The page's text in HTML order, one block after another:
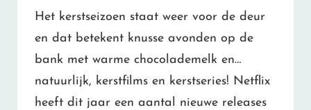
BEZOEK
JE
ZE)
Het kerstseizoen staat weer voor de deur
en dat betekent knusse avonden op de
bank met warme chocolademelk en…
natuurlijk, kerstfilms en kerstseries! Netflix
heeft dit jaar een aantal nieuwe releases